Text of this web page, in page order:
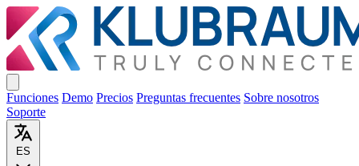
Funciones Demo Precios Preguntas frecuentes Sobre nosotros
Soporte
ES